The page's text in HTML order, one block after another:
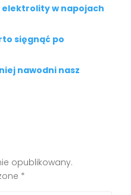
elektrolity w napojach
sięgnąć po
nawodni nasz
opublikowany.
*